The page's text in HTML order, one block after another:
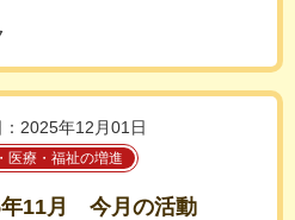
2025年12月01日
医療・福祉の増進
11月 今月の活動